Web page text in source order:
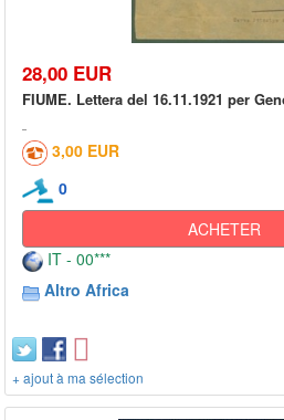
28,00 EUR
FIUME. Lettera del 16.11.1921 per
3,00 EUR
0
ACHETER
IT - 00***
Altro Africa
+ ajout à ma sélection